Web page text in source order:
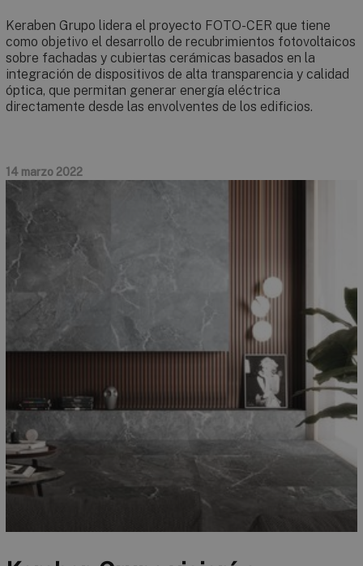
Keraben Grupo lidera el proyecto FOTO-CER que tiene
como objetivo el desarrollo de recubrimientos fotovoltaicos
sobre fachadas y cubiertas cerámicas basados en la
integración de dispositivos de alta transparencia y calidad
óptica, que permitan generar energía eléctrica
directamente desde las envolventes de los edificios.
14 marzo 2022